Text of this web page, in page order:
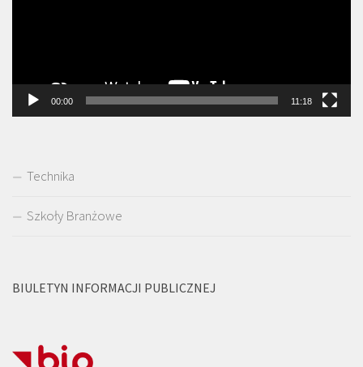
00:00 11:18
Technika
Szkoły Branżowe
BIULETYN INFORMACJI PUBLICZNEJ